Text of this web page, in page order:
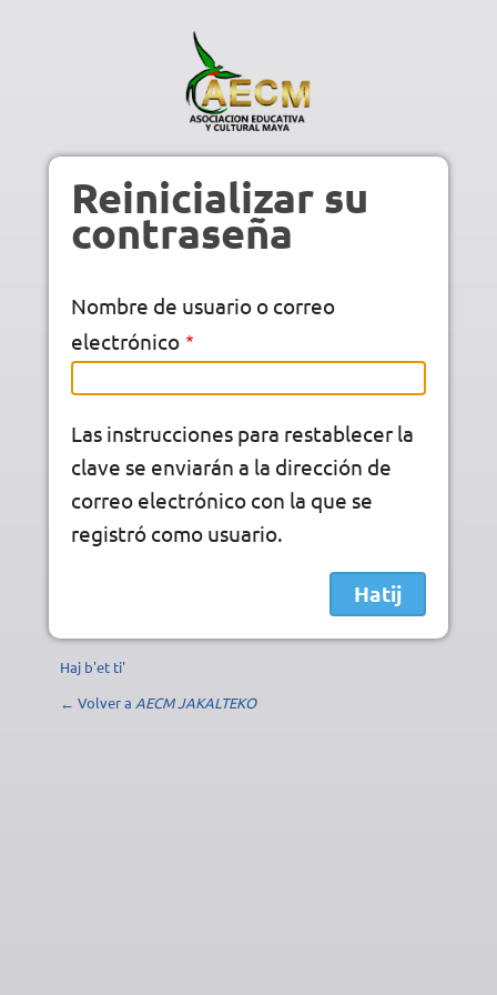
Reinicializar su
contraseña
Nombre de usuario o correo
electrónico
Las instrucciones para restablecer la
clave se enviarán a la dirección de
correo electrónico con la que se
registró como usuario.
Haj b'et ti'
← Volver a AECM JAKALTEKO